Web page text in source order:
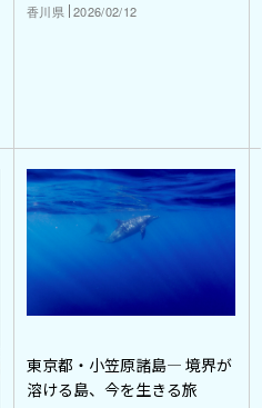
香川県 2026/02/12
東京都・小笠原諸島― 境界が
溶ける島、今を生きる旅